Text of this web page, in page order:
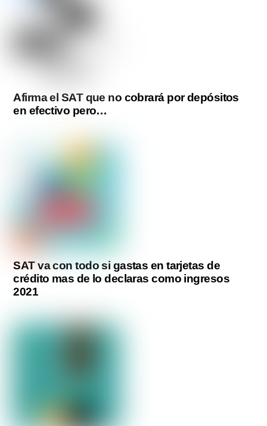
Afirma el SAT que no cobrará por depósitos
en efectivo pero…
SAT va con todo si gastas en tarjetas de
crédito mas de lo declaras como ingresos
2021